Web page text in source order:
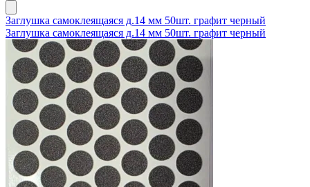
Заглушка самоклеящаяся д.14 мм 50шт. графит черный
Заглушка самоклеящаяся д.14 мм 50шт. графит черный